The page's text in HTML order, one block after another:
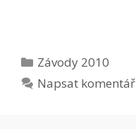
Rubriky
Závody 2010
Napsat komentář